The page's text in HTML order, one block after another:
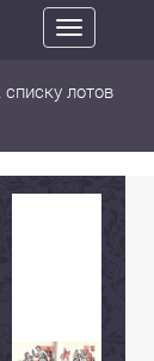
Toggle
navigation
лотов